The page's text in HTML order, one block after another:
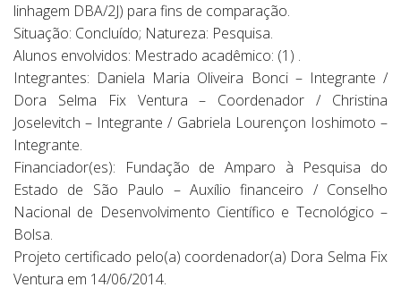
linhagem DBA/2J) para fins de comparação.
Situação: Concluído; Natureza: Pesquisa.
Alunos envolvidos: Mestrado acadêmico: (1) .
Integrantes: Daniela Maria Oliveira Bonci – Integrante /
Dora Selma Fix Ventura – Coordenador / Christina
Joselevitch – Integrante / Gabriela Lourençon Ioshimoto –
Integrante.
Financiador(es): Fundação de Amparo à Pesquisa do
Estado de São Paulo – Auxílio financeiro / Conselho
Nacional de Desenvolvimento Científico e Tecnológico –
Bolsa.
Projeto certificado pelo(a) coordenador(a) Dora Selma Fix
Ventura em 14/06/2014.